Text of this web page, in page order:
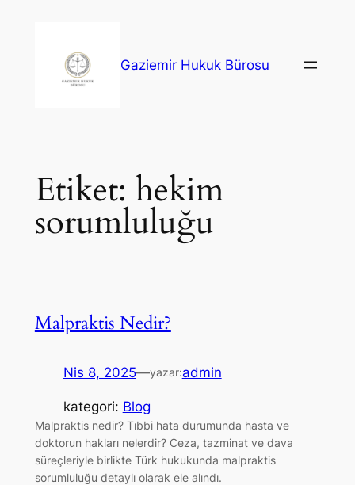
Gaziemir Hukuk Bürosu
Etiket: hekim
sorumluluğu
Malpraktis Nedir?
Nis 8, 2025—yazar:admin
kategori: Blog
Malpraktis nedir? Tıbbi hata durumunda hasta ve
doktorun hakları nelerdir? Ceza, tazminat ve dava
süreçleriyle birlikte Türk hukukunda malpraktis
sorumluluğu detaylı olarak ele alındı.